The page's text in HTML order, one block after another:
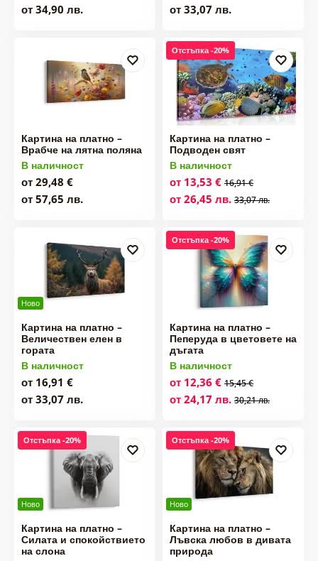
от 34,90 лв.
от 33,07 лв.
Картина на платно –
Врабче на лятна поляна
В наличност
от 29,48 €
от 57,65 лв.
Отстъпка -20%
Картина на платно –
Подводен свят
В наличност
от 13,53 € 16,91 €
от 26,45 лв. 33,07 лв.
Ново
Картина на платно –
Величествен елен в
гората
В наличност
от 16,91 €
от 33,07 лв.
Отстъпка -20%
Картина на платно –
Пеперуда в цветовете на
дъгата
В наличност
от 12,36 € 15,45 €
от 24,17 лв. 30,21 лв.
Ново
Отстъпка -20%
Картина на платно –
Силата и спокойствието
на слона
Ново
Отстъпка -20%
Картина на платно –
Лъвска любов в дивата
природа